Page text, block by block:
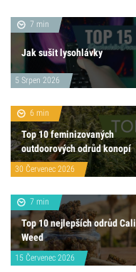
7 min
Jak sušit lysohlávky
5 Srpen 2026
6 min
Top 10 feminizovaných
outdoorových odrůd konopí
30 Červenec 2026
7 min
Top 10 nejlepších odrůd Cali
Weed
15 Červenec 2026